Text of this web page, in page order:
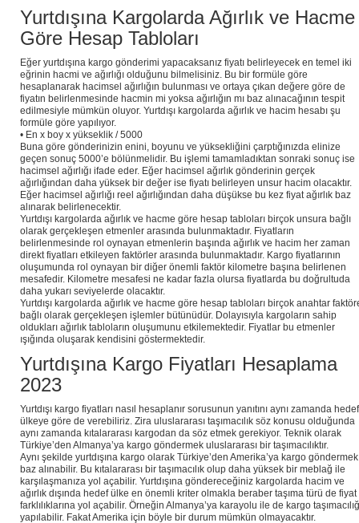
Yurtdışına Kargolarda Ağırlık ve Hacme
Göre Hesap Tabloları
Eğer yurtdışına kargo gönderimi yapacaksanız fiyatı belirleyecek en temel iki
eğrinin hacmi ve ağırlığı olduğunu bilmelisiniz. Bu bir formüle göre
hesaplanarak hacimsel ağırlığın bulunması ve ortaya çıkan değere göre de
fiyatın belirlenmesinde hacmin mi yoksa ağırlığın mı baz alınacağının tespit
edilmesiyle mümkün oluyor. Yurtdışı kargolarda ağırlık ve hacim hesabı şu
formüle göre yapılıyor.
• En x boy x yükseklik / 5000
Buna göre gönderinizin enini, boyunu ve yüksekliğini çarptığınızda elinize
geçen sonuç 5000’e bölünmelidir. Bu işlemi tamamladıktan sonraki sonuç ise
hacimsel ağırlığı ifade eder. Eğer hacimsel ağırlık gönderinin gerçek
ağırlığından daha yüksek bir değer ise fiyatı belirleyen unsur hacim olacaktır.
Eğer hacimsel ağırlığı reel ağırlığından daha düşükse bu kez fiyat ağırlık baz
alınarak belirlenecektir.
Yurtdışı kargolarda ağırlık ve hacme göre hesap tabloları birçok unsura bağlı
olarak gerçekleşen etmenler arasında bulunmaktadır. Fiyatların
belirlenmesinde rol oynayan etmenlerin başında ağırlık ve hacim her zaman
direkt fiyatları etkileyen faktörler arasında bulunmaktadır. Kargo fiyatlarının
oluşumunda rol oynayan bir diğer önemli faktör kilometre başına belirlenen
mesafedir. Kilometre mesafesi ne kadar fazla olursa fiyatlarda bu doğrultuda
daha yukarı seviyelerde olacaktır.
Yurtdışı kargolarda ağırlık ve hacme göre hesap tabloları birçok anahtar
bağlı olarak gerçekleşen işlemler bütünüdür. Dolayısıyla kargoların sahip
oldukları ağırlık tabloların oluşumunu etkilemektedir. Fiyatlar bu etmenler
ışığında oluşarak kendisini göstermektedir.
Yurtdışına Kargo Fiyatları Hesaplama
2023
Yurtdışı kargo fiyatları nasıl hesaplanır sorusunun yanıtını aynı zamanda hedef
ülkeye göre de verebiliriz. Zira uluslararası taşımacılık söz konusu olduğunda
aynı zamanda kıtalararası kargodan da söz etmek gerekiyor. Teknik olarak
Türkiye’den Almanya’ya kargo göndermek uluslararası bir taşımacılıktır.
Aynı şekilde yurtdışına kargo olarak Türkiye’den Amerika’ya kargo göndermek
baz alınabilir. Bu kıtalararası bir taşımacılık olup daha yüksek bir meblağ ile
karşılaşmanıza yol açabilir. Yurtdışına göndereceğiniz kargolarda hacim ve
ağırlık dışında hedef ülke en önemli kriter olmakla beraber taşıma türü de fiyat
farklılıklarına yol açabilir. Örneğin Almanya’ya karayolu ile de kargo
yapılabilir. Fakat Amerika için böyle bir durum mümkün olmayacaktır.